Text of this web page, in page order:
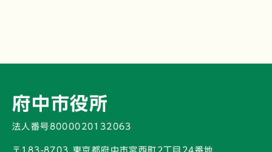
府中市役所
法人番号8000020132063
〒183-8703 東京都府中市宮西町2丁目24番地